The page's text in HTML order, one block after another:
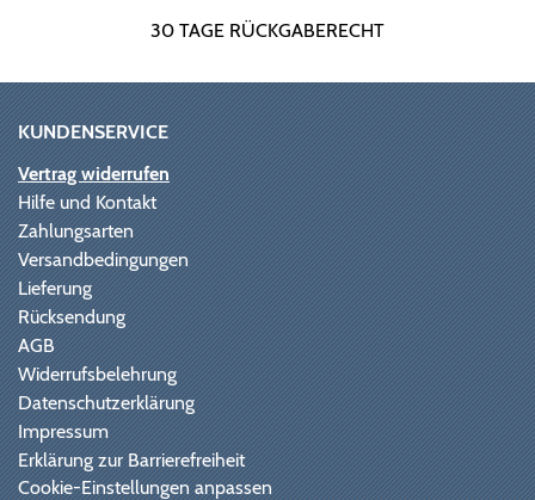
30 TAGE RÜCKGABERECHT
KUNDENSERVICE
Vertrag widerrufen
Hilfe und Kontakt
Zahlungsarten
Versandbedingungen
Lieferung
Rücksendung
AGB
Widerrufsbelehrung
Datenschutzerklärung
Impressum
Erklärung zur Barrierefreiheit
Cookie-Einstellungen anpassen